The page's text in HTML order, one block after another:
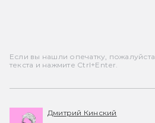
Если вы нашли опечатку,
текста и нажмите Ctrl+Enter.
Дмитрий Кинский